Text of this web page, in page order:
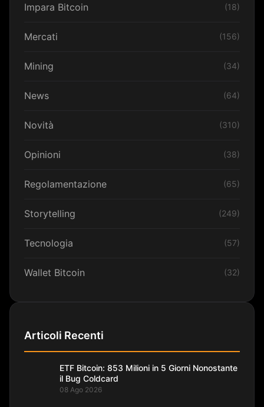
Impara Bitcoin (18)
Mercati (156)
Mining (34)
News (64)
Novità (310)
Opinioni (38)
Regolamentazione (65)
Storytelling (249)
Tecnologia (57)
Wallet Bitcoin (32)
Articoli Recenti
ETF Bitcoin: 853 Milioni in 5 Giorni Nonostante
il Bug Coldcard
08 Ago 2026